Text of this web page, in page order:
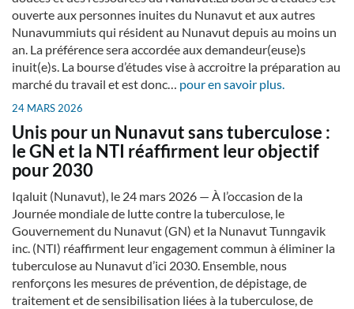
ouverte aux personnes inuites du Nunavut et aux autres
Nunavummiuts qui résident au Nunavut depuis au moins un
an. La préférence sera accordée aux demandeur(euse)s
inuit(e)s. La bourse d’études vise à accroitre la préparation au
marché du travail et est donc… pour en savoir plus.
24 MARS 2026
Unis pour un Nunavut sans tuberculose :
le GN et la NTI réaffirment leur objectif
pour 2030
Iqaluit (Nunavut), le 24 mars 2026 — À l’occasion de la
Journée mondiale de lutte contre la tuberculose, le
Gouvernement du Nunavut (GN) et la Nunavut Tunngavik
inc. (NTI) réaffirment leur engagement commun à éliminer la
tuberculose au Nunavut d’ici 2030. Ensemble, nous
renforçons les mesures de prévention, de dépistage, de
traitement et de sensibilisation liées à la tuberculose, de